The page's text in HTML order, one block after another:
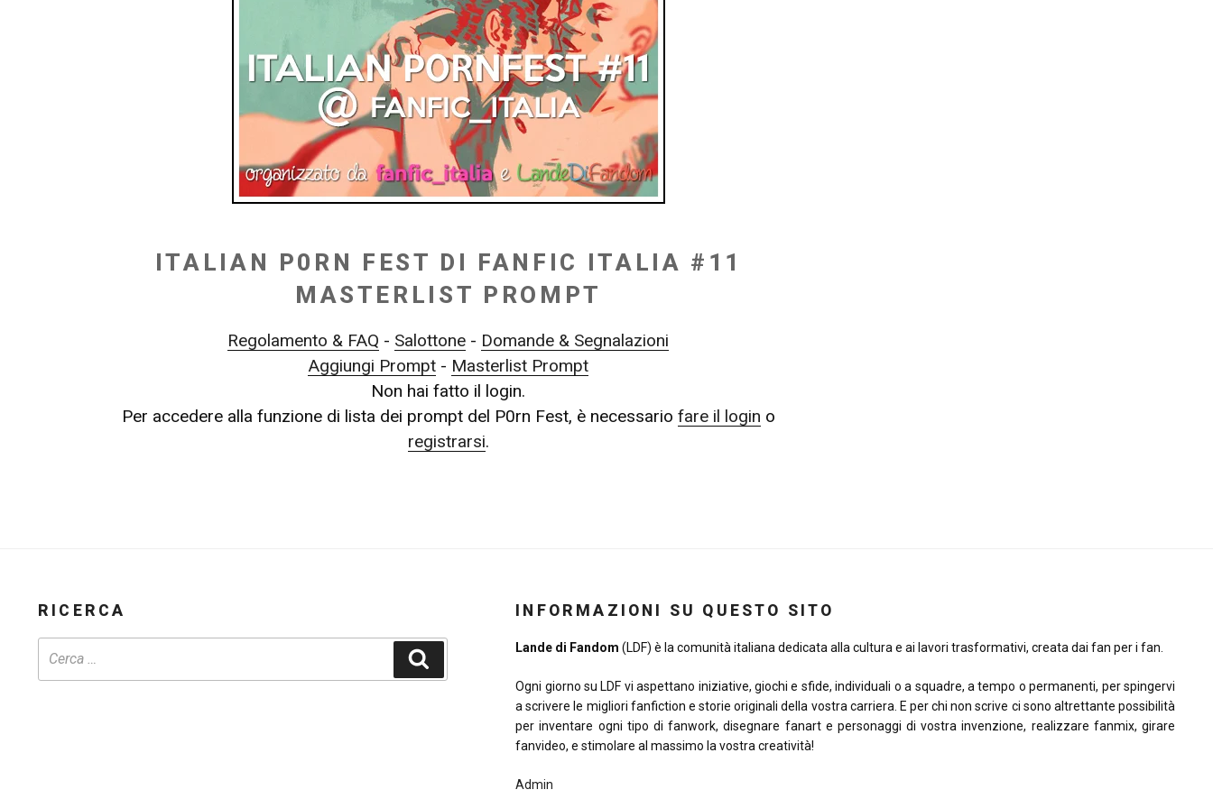
ITALIAN P0RN FEST DI FANFIC ITALIA #11
MASTERLIST PROMPT
Regolamento & FAQ - Salottone - Domande & Segnalazioni
Aggiungi Prompt - Masterlist Prompt
Non hai fatto il login.
Per accedere alla funzione di lista dei prompt del P0rn Fest, è necessario fare il login o
registrarsi.
RICERCA INFORMAZIONI SU QUESTO SITO
Lande di Fandom (LDF) è la comunità italiana dedicata alla cultura e ai lavori trasformativi, creata dai fan per i fan.
Ogni giorno su LDF vi aspettano iniziative, giochi e sfide, individuali o a squadre, a tempo o permanenti, per spingervi
a scrivere le migliori fanfiction e storie originali della vostra carriera. E per chi non scrive ci sono altrettante possibilità
per inventare ogni tipo di fanwork, disegnare fanart e personaggi di vostra invenzione, realizzare fanmix, girare
fanvideo, e stimolare al massimo la vostra creatività!
Admin